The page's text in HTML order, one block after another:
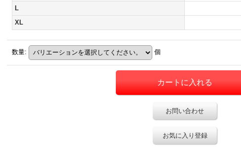
L
XL
数量: 個
お問い合わせ
お気に入り登録